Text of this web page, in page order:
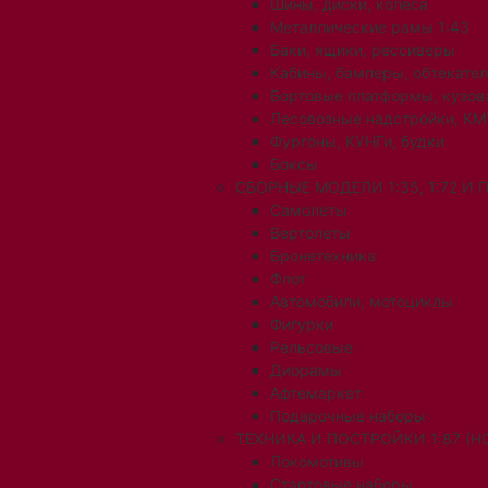
Шины, диски, колеса
Металлические рамы 1:43
Баки, ящики, рессиверы
Кабины, бамперы,
Бортовые платформы,
Лесовозные надстройки,
Фургоны, КУНГи, будки
Боксы
СБОРНЫЕ МОДЕЛИ 1:35, 1:72 И
Самолеты
Вертолеты
Бронетехника
Флот
Автомобили, мотоциклы
Фигурки
Рельсовые
Диорамы
Афтемаркет
Подарочные наборы
ТЕХНИКА И ПОСТРОЙКИ 1:87
Локомотивы
Стартовые наборы